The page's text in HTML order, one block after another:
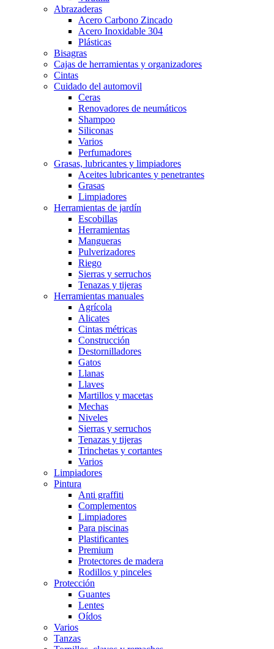
Abrazaderas
Acero Carbono Zincado
Acero Inoxidable 304
Plásticas
Bisagras
Cajas de herramientas y organizadores
Cintas
Cuidado del automovil
Ceras
Renovadores de neumáticos
Shampoo
Siliconas
Varios
Perfumadores
Grasas, lubricantes y limpiadores
Aceites lubricantes y penetrantes
Grasas
Limpiadores
Herramientas de jardín
Escobillas
Herramientas
Mangueras
Pulverizadores
Riego
Sierras y serruchos
Tenazas y tijeras
Herramientas manuales
Agrícola
Alicates
Cintas métricas
Construcción
Destornilladores
Gatos
Llanas
Llaves
Martillos y macetas
Mechas
Niveles
Sierras y serruchos
Tenazas y tijeras
Trinchetas y cortantes
Varios
Limpiadores
Pintura
Anti graffiti
Complementos
Limpiadores
Para piscinas
Plastificantes
Premium
Protectores de madera
Rodillos y pinceles
Protección
Guantes
Lentes
Oídos
Varios
Tanzas